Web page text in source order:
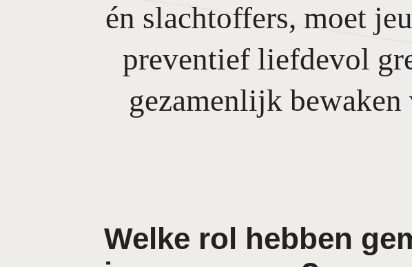
én slachtoffers, moet
preventief liefdevol
gezamenlijk bewaken
Welke rol hebben